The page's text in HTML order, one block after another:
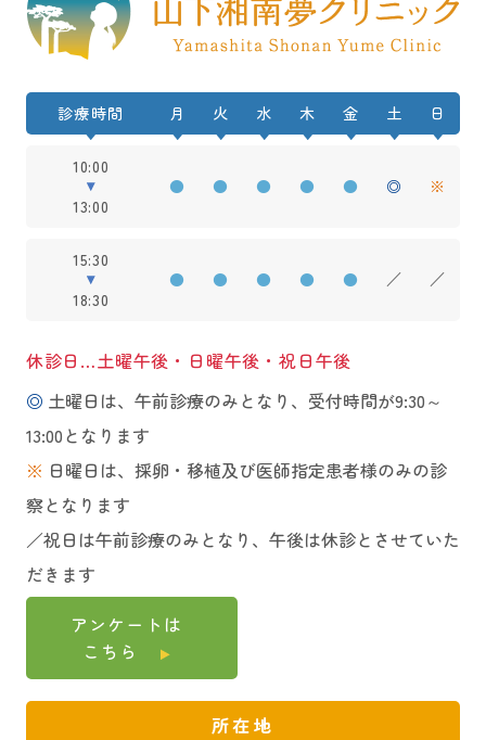
診療時間 月 火 水 木 金 土 日
10:00
13:00
● ● ● ● ● ◎ ※
15:30
18:30
● ● ● ● ● ／ ／
休診日…土曜午後・日曜午後・祝日午後
◎ 土曜日は、午前診療のみとなり、受付時間が9:30～
13:00となります
※ 日曜日は、採卵・移植及び医師指定患者様のみの診
察となります
／祝日は午前診療のみとなり、午後は休診とさせていた
だきます
アンケートは
こちら
所在地